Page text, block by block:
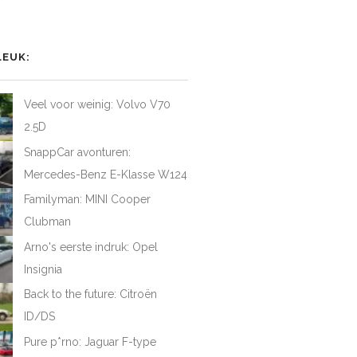
op
Veel voor weinig: Volvo V70
2.5D
SnappCar avonturen:
Mercedes-Benz E-Klasse W124
Familyman: MINI Cooper
Clubman
Arno's eerste indruk: Opel
Insignia
Back to the future: Citroën
ID/DS
Pure p*rno: Jaguar F-type